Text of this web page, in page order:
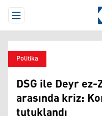
Open Menu
Politika
DSG ile Deyr
arasında kriz: